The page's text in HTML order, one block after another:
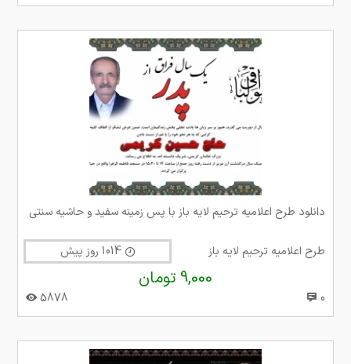
دانلود طرح اعلامیه ترحیم لایه باز با پس زمینه سفید و حاشیه سنتی
طرح اعلامیه ترحیم لایه باز 1014 روز پیش
9,000 تومان
0
5878